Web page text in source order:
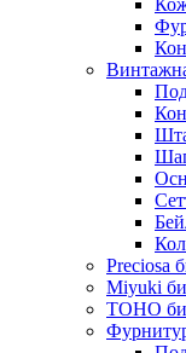
Preciosa
Miyuki
TOHO